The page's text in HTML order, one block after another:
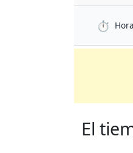
⏱️ Hora
El